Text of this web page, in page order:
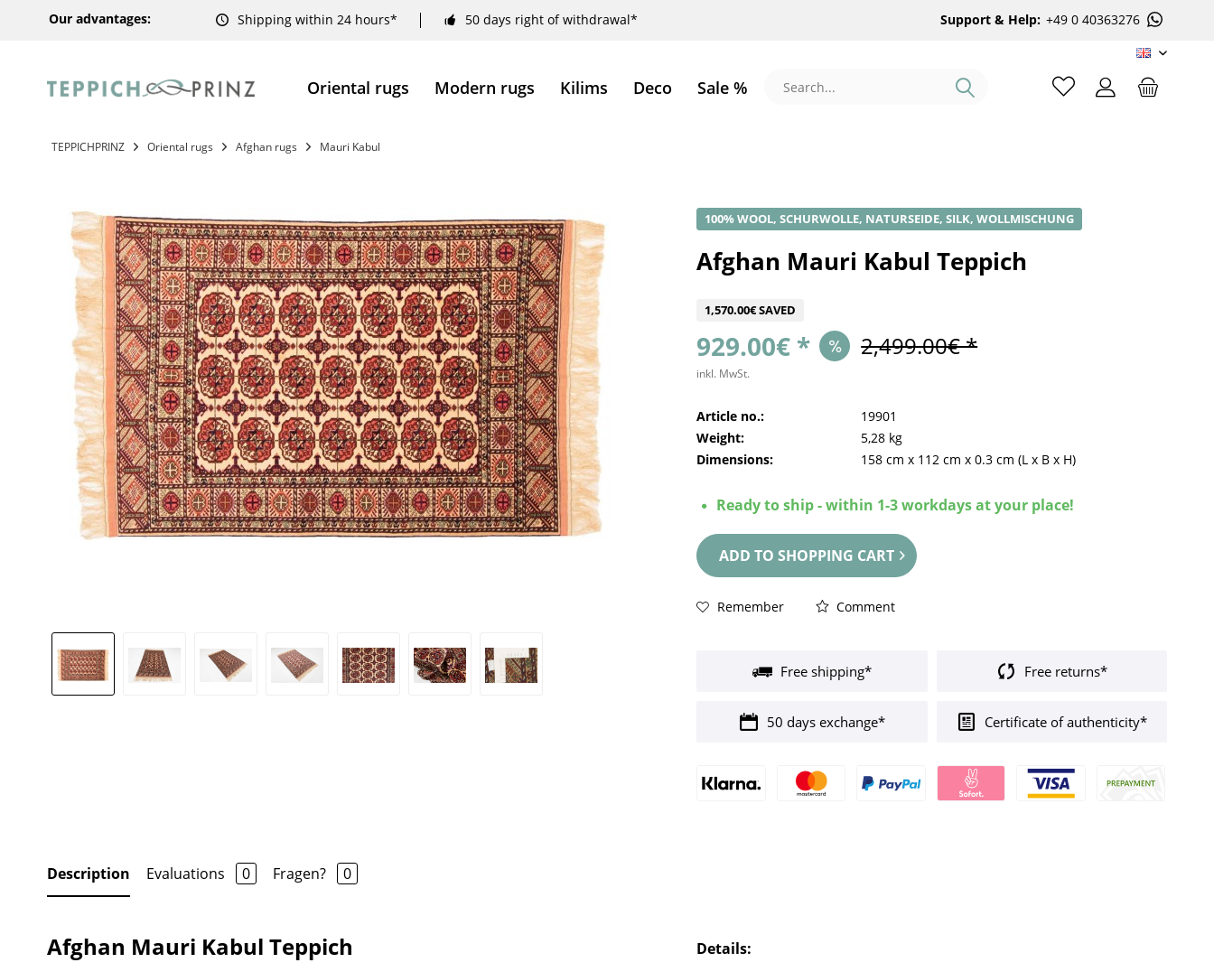
Our advantages: Shipping within 24 hours* 50 days right of withdrawal* Support & Help: +49 0 40363276
EN
Oriental rugs Modern rugs Kilims Deco Sale %
TEPPICHPRINZ Oriental rugs Afghan rugs Mauri Kabul
100% WOOL, SCHURWOLLE, NATURSEIDE, SILK, WOLLMISCHUNG
Afghan Mauri Kabul Teppich
1,570.00€ SAVED
929.00€ * 2,499.00€ *
inkl. MwSt.
Article no.:
19901
Weight:
5,28 kg
Dimensions:
158 cm x 112 cm x0.3 cm (L x B x H)
Ready to ship - within 1-3 workdays at your place!
ADD TO SHOPPING CART
Remember Comment
Free shipping* Free returns*
50 days exchange* Certificate of authenticity*
Description Evaluations 0 Fragen? 0
Afghan Mauri Kabul Teppich
Details: